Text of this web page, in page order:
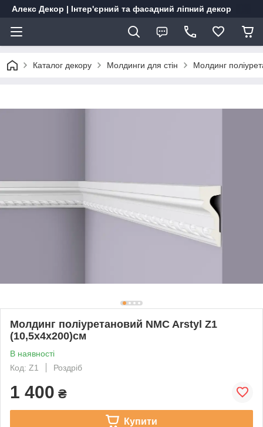
Алекс Декор | Інтер'єрний та фасадний ліпний декор
Каталог декору Молдинги для стін Молдинг
Молдинг поліуретановий NMC Arstyl Z1
(10,5х4x200)см
В наявності
Код: Z1
Роздріб
1 400 ₴
Купити